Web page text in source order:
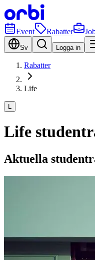
Event Rabatter
Sv Logga in
Rabatter
Life
L
Life
Aktuella